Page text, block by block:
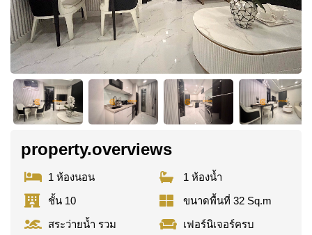
property.overviews
1 ห้องนอน
1 ห้องน้ำ
ชั้น 10
ขนาดพื้นที่ 32 Sq.m
สระว่ายน้ำ รวม
เฟอร์นิเจอร์ครบ